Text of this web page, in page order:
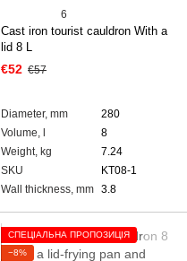
6
Cast iron tourist cauldron With a
lid 8 L
€52 €57
Diameter, mm
280
Volume, l
8
Weight, kg
7.24
SKU
KT08-1
Wall thickness, mm 3.8
СПЕЦІАЛЬНА ПРОПОЗИЦІЯ
−8%